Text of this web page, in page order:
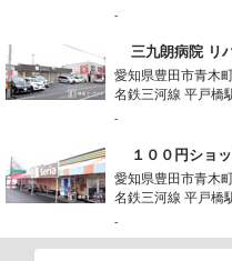
-
三九朗病院 リ
愛知県豊田市青木
名鉄三河線 平戸橋
-
１００円ショ
愛知県豊田市青木
名鉄三河線 平戸橋
-